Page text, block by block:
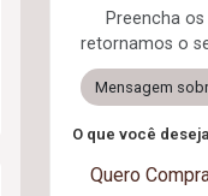
Preencha
retornamos o
Mensagem
O que você
Quero